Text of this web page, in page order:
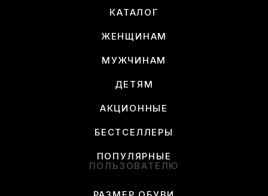
КАТАЛОГ
ЖЕНЩИНАМ
МУЖЧИНАМ
ДЕТЯМ
АКЦИОННЫЕ
БЕСТСЕЛЛЕРЫ
ПОПУЛЯРНЫЕ
ПОЛЬЗОВАТЕЛЮ